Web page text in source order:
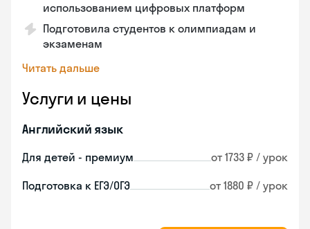
использованием цифровых платформ
Подготовила студентов к олимпиадам и
экзаменам
Читать дальше
Услуги и цены
Английский язык
Для детей - премиум от 1733 ₽ / урок
Подготовка к ЕГЭ/ОГЭ от 1880 ₽ / урок